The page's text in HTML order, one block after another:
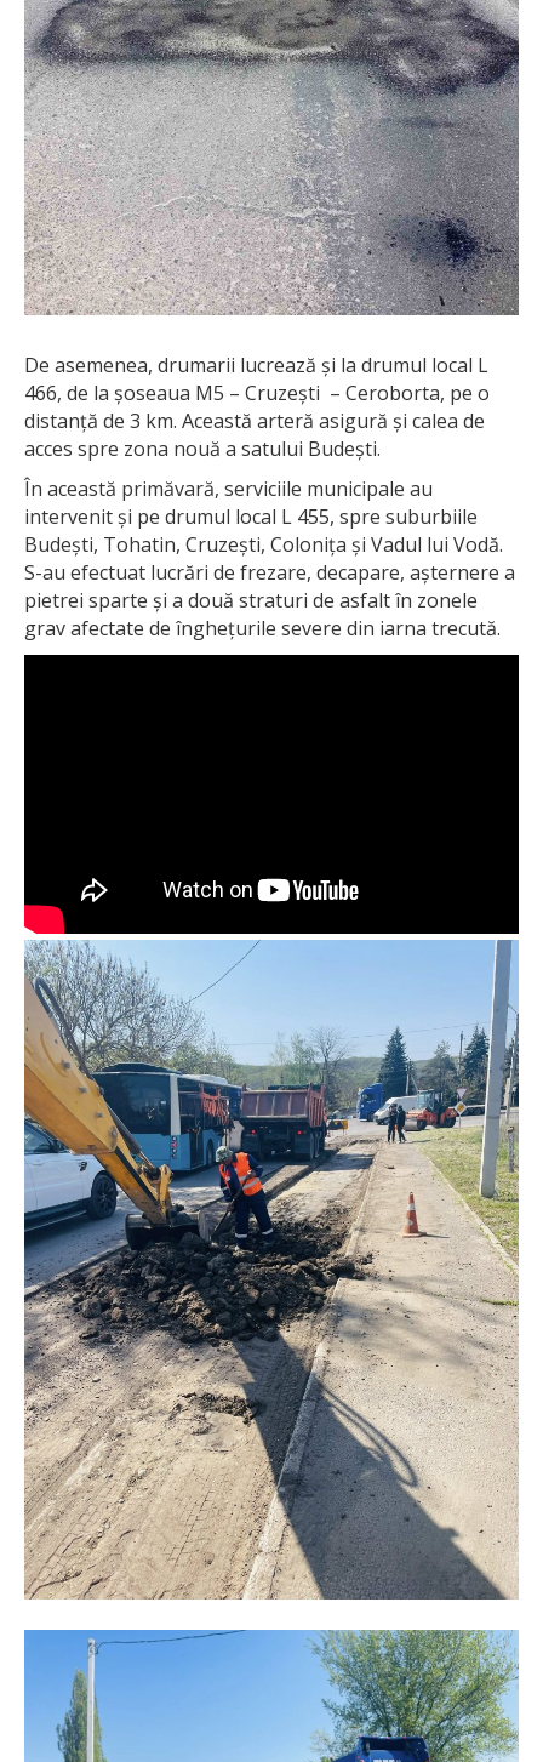
De asemenea, drumarii lucrează și la drumul local L
466, de la șoseaua M5 – Cruzești – Ceroborta, pe o
distanță de 3 km. Această arteră asigură și calea de
acces spre zona nouă a satului Budești.
În această primăvară, serviciile municipale au
intervenit și pe drumul local L 455, spre suburbiile
Budești, Tohatin, Cruzești, Colonița și Vadul lui Vodă.
S-au efectuat lucrări de frezare, decapare, așternere a
pietrei sparte și a două straturi de asfalt în zonele
grav afectate de înghețurile severe din iarna trecută.